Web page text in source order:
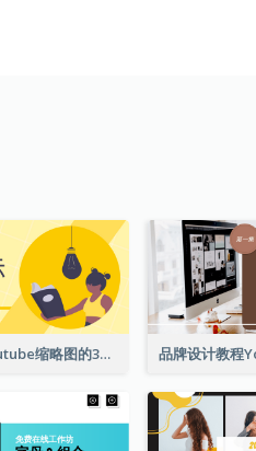
创意写作Youtube缩略图的3个技巧